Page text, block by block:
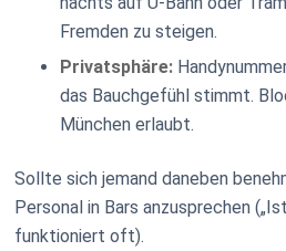
Fremden zu steigen.
Privatsphäre:
das Bauchgefühl stimmt.
München erlaubt.
Sollte sich jemand daneben
Personal in Bars anzusprechen
funktioniert oft).